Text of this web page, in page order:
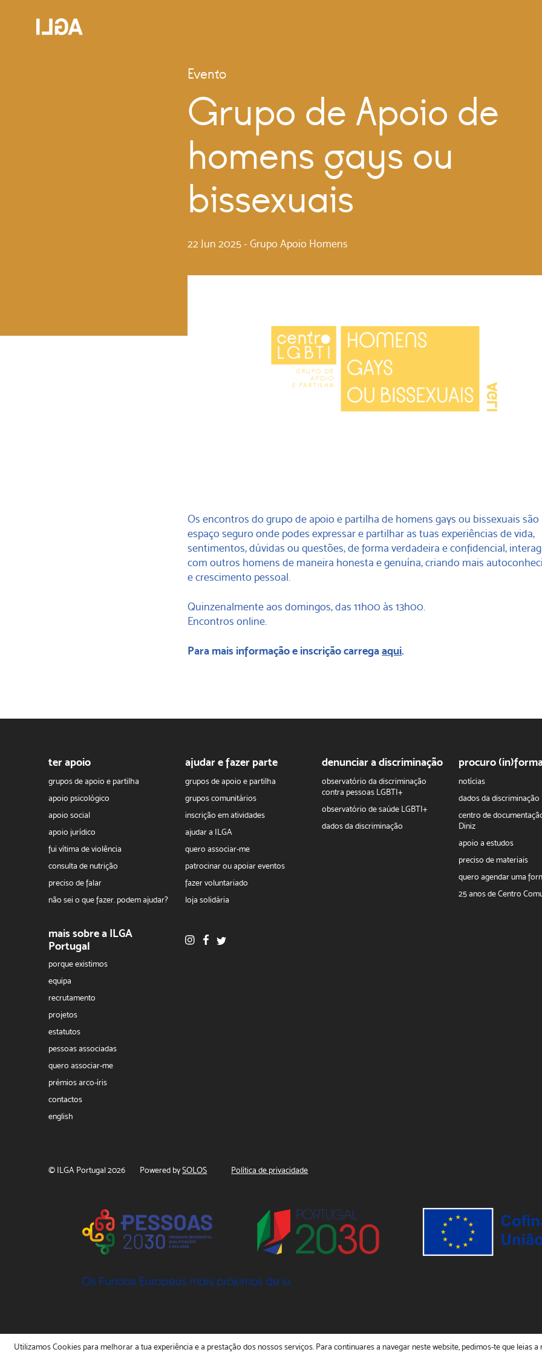
Utilizamos Cookies para melhorar a tua experiência e a prestação dos nossos serviços. Para continuares a navegar neste website, pedimos-te que leias a
Evento
Grupo de Apoio de
homens gays ou
bissexuais
22 Jun 2025-Grupo Apoio Homens
Os encontros do grupo de apoio e partilha de homens gays ou bissexuais são
espaço seguro onde podes expressar e partilhar as tuas experiências de vida,
sentimentos, dúvidas ou questões, de forma verdadeira e confidencial,
com outros homens de maneira honesta e genuína, criando mais
e crescimento pessoal.
Quinzenalmente aos domingos, das 11h00 às 13h00.
Encontros online.
Para mais informação e inscrição carregaaqui.
ter apoio
grupos de apoio e partilha
apoio psicológico
apoio social
apoio jurídico
fui vítima de violência
consulta de nutrição
preciso de falar
não sei o que fazer. podem ajudar?
ajudar e fazer parte
grupos de apoio e partilha
grupos comunitários
inscrição em atividades
ajudar a ILGA
quero associar-me
patrocinar ou apoiar eventos
fazer voluntariado
loja solidária
denunciar a discriminação
observatório da discriminação
contra pessoas LGBTI+
observatório de saúde LGBTI+
dados da discriminação
procuro
notícias
dados da discriminação
centro de
Diniz
apoio a estudos
preciso de materiais
quero agendar uma
25 anos de Centro
mais sobre a ILGA
Portugal
porque existimos
equipa
recrutamento
projetos
estatutos
pessoas associadas
quero associar-me
prémios arco-íris
contactos
english
© ILGA Portugal 2026 Powered bySOLOS Política de privacidade